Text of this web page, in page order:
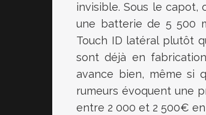
invisible. Sous le capot,
une batterie de 5 500
Touch ID latéral plutôt
sont déjà en
avance bien, même si
rumeurs évoquent une
entre 2 000 et 2 500€